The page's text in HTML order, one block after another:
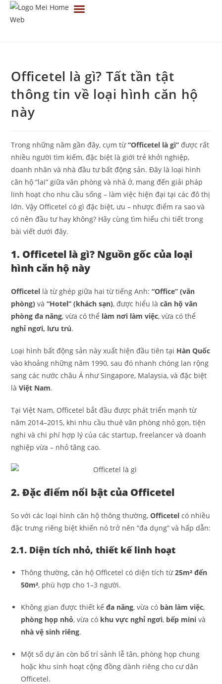
Officetel là gì? Tất tần tật
thông tin về loại hình căn hộ
này
Trong những năm gần đây, cụm từ“Officetel là gì” được rất
nhiều người tìm kiếm, đặc biệt là giới trẻ khởi nghiệp,
doanh nhân và nhà đầu tư bất động sản. Đây là loại hình
căn hộ “lai” giữa văn phòng và nhà ở, mang đến giải pháp
linh hoạt cho nhu cầu sống – làm việc hiện đại tại các đô thị
lớn. Vậy Officetel có gì đặc biệt, ưu – nhược điểm ra sao và
có nên đầu tư hay không? Hãy cùng tìm hiểu chi tiết trong
bài viết dưới đây.
1. Officetel là gì? Nguồn gốc của loại
hình căn hộ này
Officetel là từ ghép giữa hai từ tiếng Anh:“Office” (văn
phòng) và“Hotel” (khách sạn), được hiểu làcăn hộ văn
phòng đa năng, vừa có thể làm nơi làm việc, vừa có thể
nghỉ ngơi, lưu trú.
Loại hình bất động sản này xuất hiện đầu tiên tại Hàn Quốc
vào khoảng những năm 1990, sau đó nhanh chóng lan rộng
sang các nước châu Á như Singapore, Malaysia, và đặc biệt
làViệt Nam.
Tại Việt Nam, Officetel bắt đầu được phát triển mạnh từ
năm 2014–2015, khi nhu cầu thuê văn phòng nhỏ gọn, tiện
nghi và chi phí hợp lý của các startup, freelancer và doanh
nghiệp vừa – nhỏ tăng cao.
2. Đặc điểm nổi bật của Officetel
So với các loại hình căn hộ thông thường,Officetel có nhiều
đặc trưng riêng biệt khiến nó trở nên “đa dụng” và hấp dẫn:
2.1. Diện tích nhỏ, thiết kế linh hoạt
Thông thường, căn hộ Officetel có diện tích từ25m² đến
50m², phù hợp cho 1–3 người.
Không gian được thiết kếđa năng, vừa có bàn làm việc,
phòng họp nhỏ, vừa có khu vực nghỉ ngơi, bếp mini và
nhà vệ sinh riêng.
Một số dự án còn bố trí sảnh lễ tân, phòng họp chung
hoặc khu sinh hoạt cộng đồng dành riêng cho cư dân
Officetel.